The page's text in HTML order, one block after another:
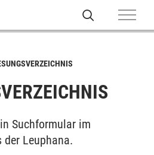
Suchformular im
Leuphana.